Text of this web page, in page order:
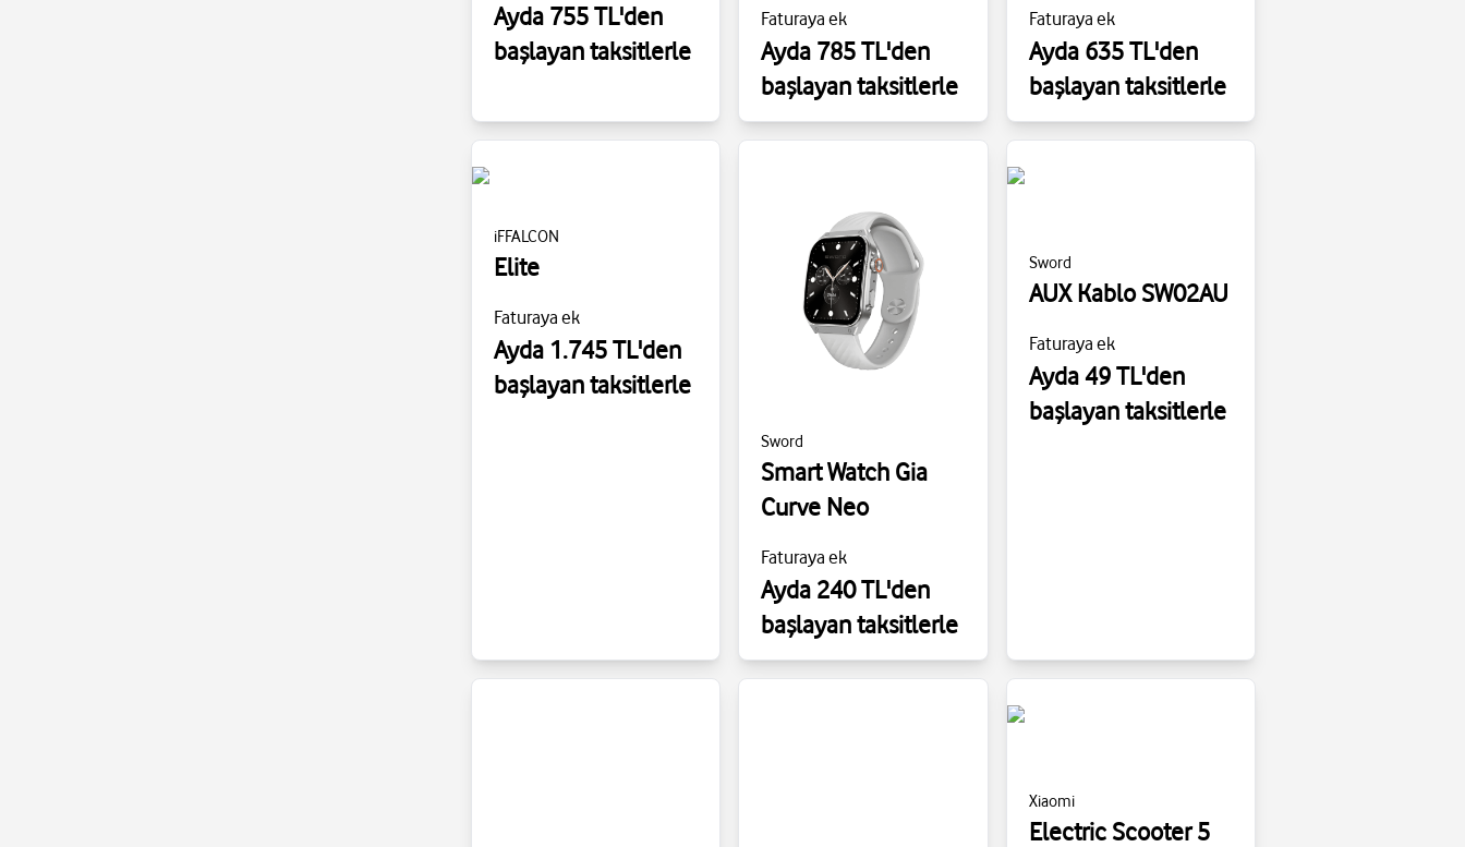
Ayda 755 TL'den
başlayan taksitlerle
Faturaya ek
Ayda 785 TL'den
başlayan taksitlerle
Faturaya ek
Ayda 635 TL'den
başlayan taksitlerle
iFFALCON
Elite
Faturaya ek
Ayda 1.745 TL'den
başlayan taksitlerle
Sword
Smart Watch Gia
Curve Neo
Faturaya ek
Ayda 240 TL'den
başlayan taksitlerle
Sword
AUX Kablo SW02AU
Faturaya ek
Ayda 49 TL'den
başlayan taksitlerle
Xiaomi
Electric Scooter 5